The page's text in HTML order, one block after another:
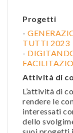
Progetti
-
TUTTI 2023
-
Attività di
L’attività di
rendere le
interessati
dello